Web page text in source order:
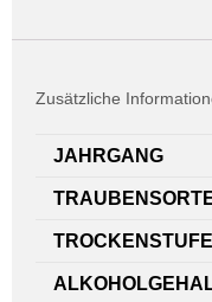
Zusätzliche
JAHRGANG
TROCKENSTUFE